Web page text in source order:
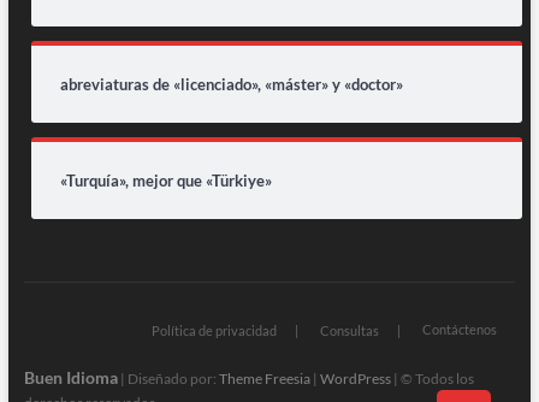
abreviaturas de «licenciado», «máster» y «doctor»
«Turquía», mejor que «Türkiye»
Política de privacidad Consultas Contáctenos
Buen Idioma| Diseñado por: Theme Freesia| WordPress| © Todos los